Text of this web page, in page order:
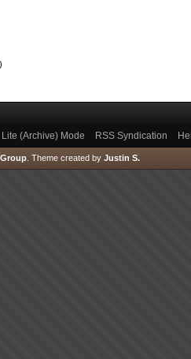
Lite (Archive) Mode RSS Syndication
Theme created by Justin S.